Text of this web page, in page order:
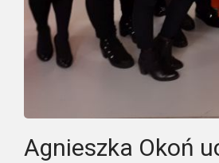
Agnieszka Okoń